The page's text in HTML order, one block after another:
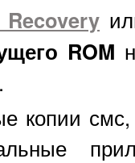
Recovery
ROM
копии